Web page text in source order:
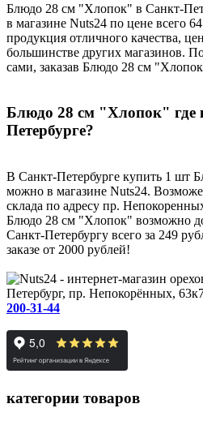
Блюдо 28 см "Хлопок" в Санкт-
в магазине Nuts24 по цене всего
продукция отличного качества,
большинстве других магазинов.
сами, заказав Блюдо 28 см
Блюдо 28 см "Хлопок" где
Петербурге?
В Санкт-Петербурге купить 1 шт
можно в магазине Nuts24.
склада по адресу пр.
Блюдо 28 см "Хлопок" возможно
Санкт-Петербургу всего за 249
заказе от 2000 рублей!
Петербург, пр. Непокорённых,
200-31-44
категории товаров